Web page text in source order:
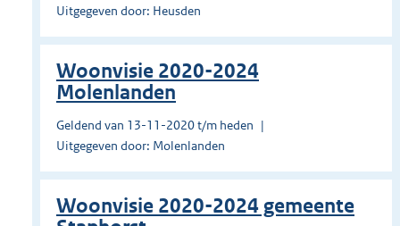
Uitgegeven door: Heusden
Woonvisie 2020-2024
Molenlanden
Geldend van 13-11-2020 t/m heden
Uitgegeven door: Molenlanden
Woonvisie 2020-2024 gemeente